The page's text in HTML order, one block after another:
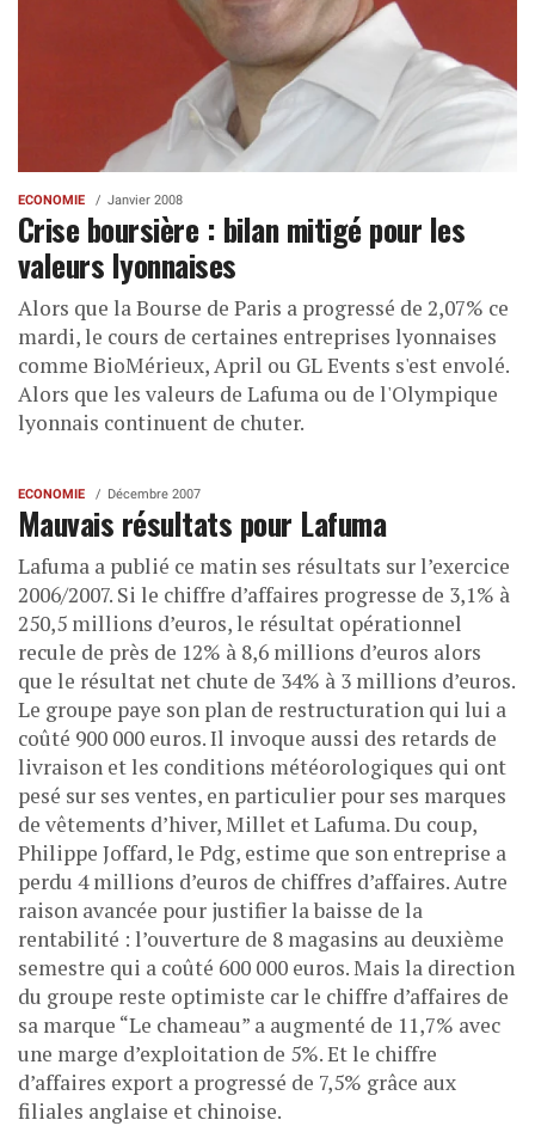
ECONOMIE Janvier 2008
Crise boursière : bilan mitigé pour les
valeurs lyonnaises
Alors que la Bourse de Paris a progressé de 2,07% ce
mardi, le cours de certaines entreprises lyonnaises
comme BioMérieux, April ou GL Events s'est envolé.
Alors que les valeurs de Lafuma ou de l'Olympique
lyonnais continuent de chuter.
ECONOMIE Décembre 2007
Mauvais résultats pour Lafuma
Lafuma a publié ce matin ses résultats sur l’exercice
2006/2007. Si le chiffre d’affaires progresse de 3,1% à
250,5 millions d’euros, le résultat opérationnel
recule de près de 12% à 8,6 millions d’euros alors
que le résultat net chute de 34% à 3 millions d’euros.
Le groupe paye son plan de restructuration qui lui a
coûté 900 000 euros. Il invoque aussi des retards de
livraison et les conditions météorologiques qui ont
pesé sur ses ventes, en particulier pour ses marques
de vêtements d’hiver, Millet et Lafuma. Du coup,
Philippe Joffard, le Pdg, estime que son entreprise a
perdu 4 millions d’euros de chiffres d’affaires. Autre
raison avancée pour justifier la baisse de la
rentabilité : l’ouverture de 8 magasins au deuxième
semestre qui a coûté 600 000 euros. Mais la direction
du groupe reste optimiste car le chiffre d’affaires de
sa marque “Le chameau” a augmenté de 11,7% avec
une marge d’exploitation de 5%. Et le chiffre
d’affaires export a progressé de 7,5% grâce aux
filiales anglaise et chinoise.